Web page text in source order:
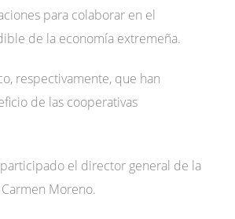
para colaborar en el
de la economía extremeña.
respectivamente, que han
de las cooperativas
el director general de la
Moreno.